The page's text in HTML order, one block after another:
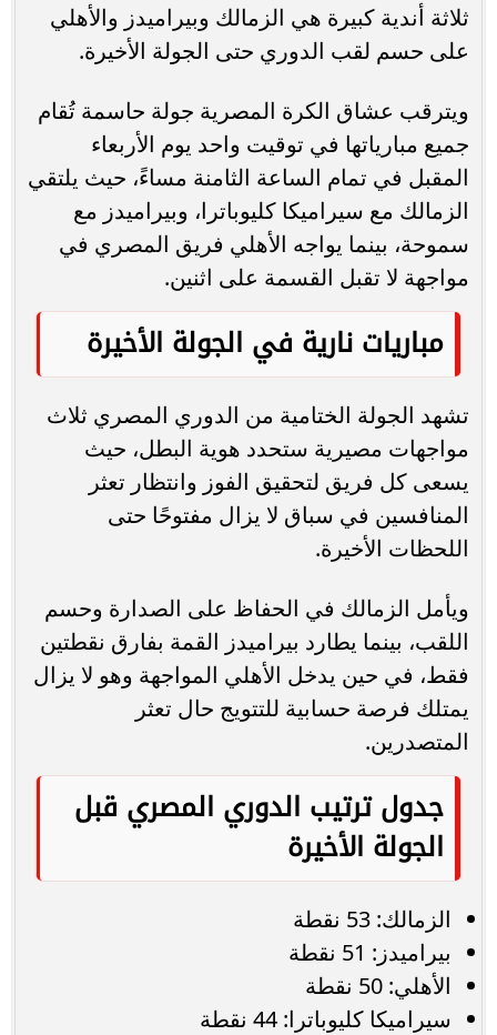
ثلاثة أندية كبيرة هي الزمالك وبيراميدز والأهلي
على حسم لقب الدوري حتى الجولة الأخيرة.
ويترقب عشاق الكرة المصرية جولة حاسمة تُقام
جميع مبارياتها في توقيت واحد يوم الأربعاء
المقبل في تمام الساعة الثامنة مساءً، حيث يلتقي
الزمالك مع سيراميكا كليوباترا، وبيراميدز مع
سموحة، بينما يواجه الأهلي فريق المصري في
مواجهة لا تقبل القسمة على اثنين.
مباريات نارية في الجولة الأخيرة
تشهد الجولة الختامية من الدوري المصري ثلاث
مواجهات مصيرية ستحدد هوية البطل، حيث
يسعى كل فريق لتحقيق الفوز وانتظار تعثر
المنافسين في سباق لا يزال مفتوحًا حتى
اللحظات الأخيرة.
ويأمل الزمالك في الحفاظ على الصدارة وحسم
اللقب، بينما يطارد بيراميدز القمة بفارق نقطتين
فقط، في حين يدخل الأهلي المواجهة وهو لا يزال
يمتلك فرصة حسابية للتتويج حال تعثر
المتصدرين.
جدول ترتيب الدوري المصري قبل
الجولة الأخيرة
الزمالك: 53 نقطة
بيراميدز: 51 نقطة
الأهلي: 50 نقطة
سيراميكا كليوباترا: 44 نقطة